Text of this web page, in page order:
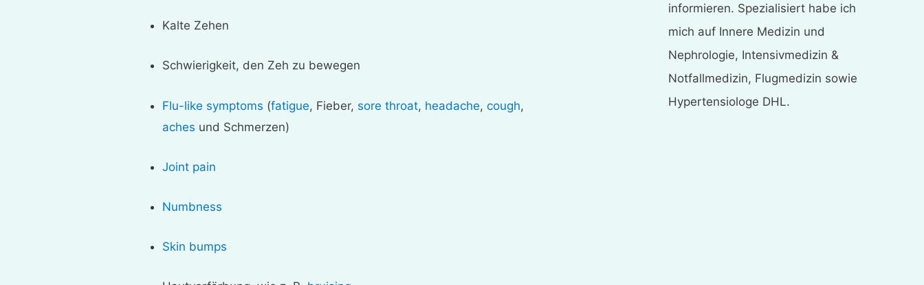
Kalte Zehen
Schwierigkeit, den Zeh zu bewegen
Flu-like symptoms (fatigue, Fieber, sore throat, headache,cough,
aches und Schmerzen)
Joint pain
Numbness
Skin bumps
informieren. Spezialisiert habe ich
mich auf Innere Medizin und
Nephrologie, Intensivmedizin &
Notfallmedizin, Flugmedizin sowie
Hypertensiologe DHL.